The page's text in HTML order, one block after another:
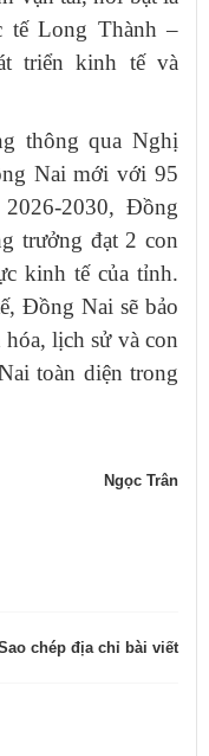
tế Long Thành –
triển kinh tế và
thông qua Nghị
Nai mới với 95
2030, Đồng
trưởng đạt 2 con
kinh tế của tỉnh.
Đồng Nai sẽ bảo
lịch sử và con
toàn diện trong
Ngọc Trân
chép địa chỉ bài viết